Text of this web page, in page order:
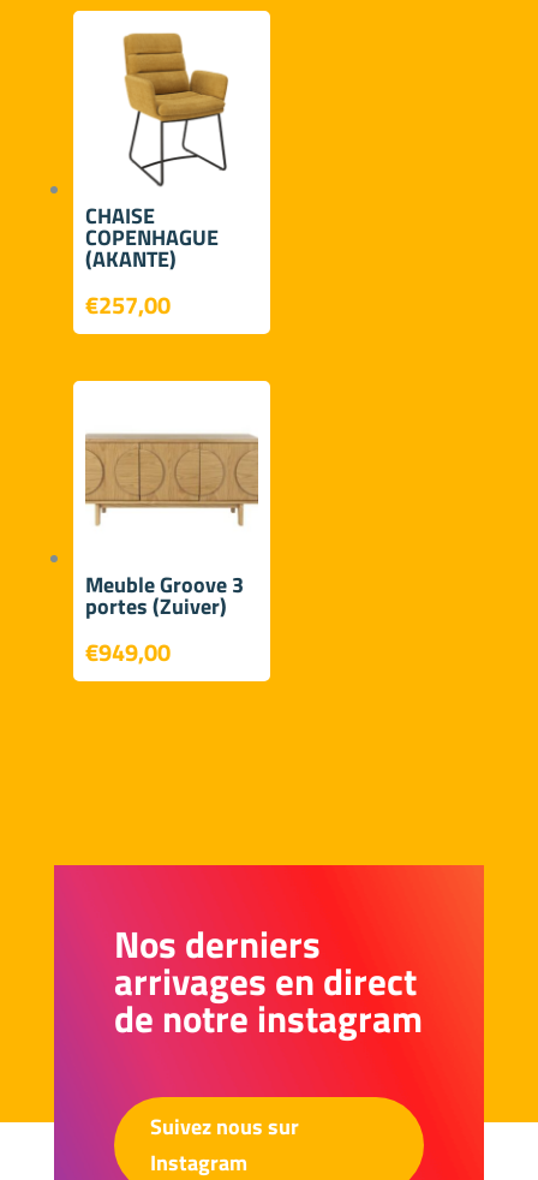
CHAISE
COPENHAGUE
(AKANTE)
€257,00
Meuble Groove 3
portes (Zuiver)
€949,00
Nos derniers
arrivages en direct
de notre instagram
Suivez nous sur
Instagram